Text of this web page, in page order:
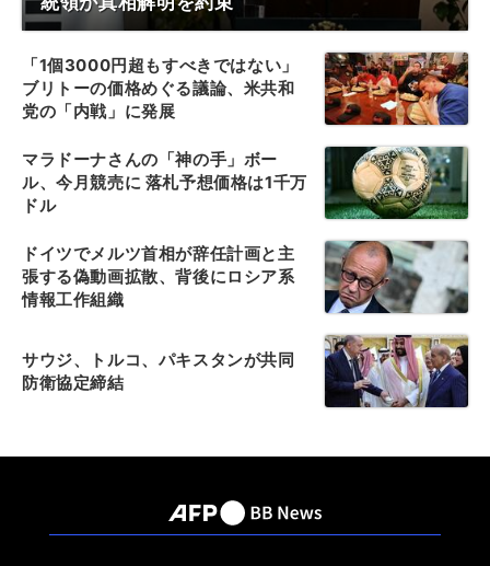
「1個3000円超もすべきではない」
ブリトーの価格めぐる議論、米共和
党の「内戦」に発展
マラドーナさんの「神の手」ボー
ル、今月競売に 落札予想価格は1千万
ドル
ドイツでメルツ首相が辞任計画と主
張する偽動画拡散、背後にロシア系
情報工作組織
サウジ、トルコ、パキスタンが共同
防衛協定締結